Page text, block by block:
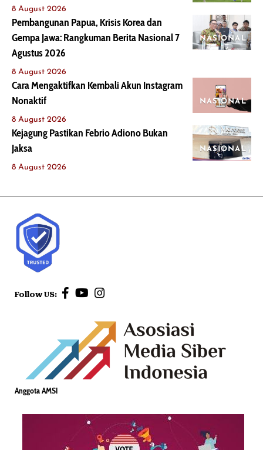
8 August 2026
NASIONAL
Pembangunan Papua, Krisis Korea dan
Gempa Jawa: Rangkuman Berita Nasional 7
Agustus 2026
8 August 2026
NASIONAL
Cara Mengaktifkan Kembali Akun Instagram
Nonaktif
8 August 2026
NASIONAL
Kejagung Pastikan Febrio Adiono Bukan
Jaksa
8 August 2026
Follow US:
Anggota AMSI